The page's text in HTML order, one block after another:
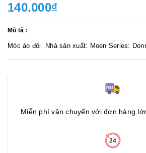
140.000₫
Mô tả :
Móc áo đôi Nhà sản xuất: Moen Series:
Miễn phí vận chuyển với đơn hàng